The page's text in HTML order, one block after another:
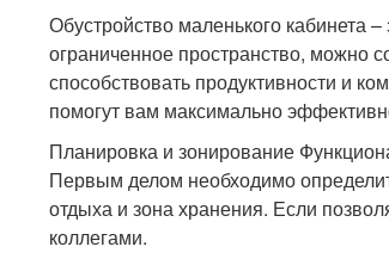
Обустройство маленького кабинета
ограниченное пространство, можно
способствовать продуктивности и
помогут вам максимально
Планировка и зонирование
Первым делом необходимо
отдыха и зона хранения. Если
коллегами.